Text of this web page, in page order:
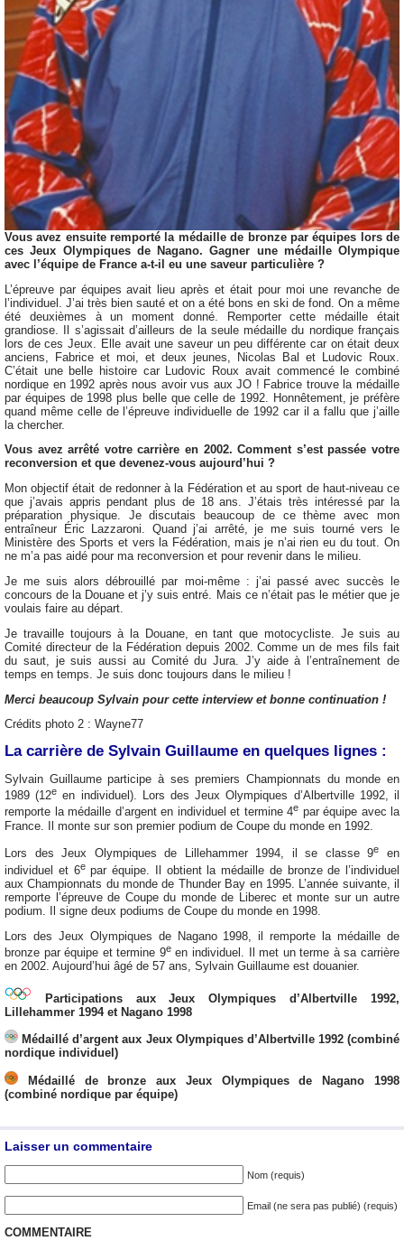
Vous avez ensuite remporté la médaille de bronze par équipes lors de
ces Jeux Olympiques de Nagano. Gagner une médaille Olympique
avec l’équipe de France a-t-il eu une saveur particulière ?
L’épreuve par équipes avait lieu après et était pour moi une revanche de
l’individuel. J’ai très bien sauté et on a été bons en ski de fond. On a même
été deuxièmes à un moment donné. Remporter cette médaille était
grandiose. Il s’agissait d’ailleurs de la seule médaille du nordique français
lors de ces Jeux. Elle avait une saveur un peu différente car on était deux
anciens, Fabrice et moi, et deux jeunes, Nicolas Bal et Ludovic Roux.
C’était une belle histoire car Ludovic Roux avait commencé le combiné
nordique en 1992 après nous avoir vus aux JO ! Fabrice trouve la médaille
par équipes de 1998 plus belle que celle de 1992. Honnêtement, je préfère
quand même celle de l’épreuve individuelle de 1992 car il a fallu que j’aille
la chercher.
Vous avez arrêté votre carrière en 2002. Comment s’est passée votre
reconversion et que devenez-vous aujourd’hui ?
Mon objectif était de redonner à la Fédération et au sport de haut-niveau ce
que j’avais appris pendant plus de 18 ans. J’étais très intéressé par la
préparation physique. Je discutais beaucoup de ce thème avec mon
entraîneur Éric Lazzaroni. Quand j’ai arrêté, je me suis tourné vers le
Ministère des Sports et vers la Fédération, mais je n’ai rien eu du tout. On
ne m’a pas aidé pour ma reconversion et pour revenir dans le milieu.
Je me suis alors débrouillé par moi-même : j’ai passé avec succès le
concours de la Douane et j’y suis entré. Mais ce n’était pas le métier que je
voulais faire au départ.
Je travaille toujours à la Douane, en tant que motocycliste. Je suis au
Comité directeur de la Fédération depuis 2002. Comme un de mes fils fait
du saut, je suis aussi au Comité du Jura. J’y aide à l’entraînement de
temps en temps. Je suis donc toujours dans le milieu !
Merci beaucoup Sylvain pour cette interview et bonne continuation !
Crédits photo 2 : Wayne77
La carrière de Sylvain Guillaume en quelques lignes :
Sylvain Guillaume participe à ses premiers Championnats du monde en
1989 (12e en individuel). Lors des Jeux Olympiques d’Albertville 1992, il
remporte la médaille d’argent en individuel et termine 4e par équipe avec la
France. Il monte sur son premier podium de Coupe du monde en 1992.
Lors des Jeux Olympiques de Lillehammer 1994, il se classe 9e
en
individuel et 6epar équipe. Il obtient la médaille de bronze de l’individuel
aux Championnats du monde de Thunder Bay en 1995. L’année suivante, il
remporte l’épreuve de Coupe du monde de Liberec et monte sur un autre
podium. Il signe deux podiums de Coupe du monde en 1998.
Lors des Jeux Olympiques de Nagano 1998, il remporte la médaille de
bronze par équipe et termine 9een individuel. Il met un terme à sa carrière
en 2002. Aujourd’hui âgé de 57 ans, Sylvain Guillaume est douanier.
Participations aux Jeux Olympiques d’Albertville 1992,
Lillehammer 1994 et Nagano 1998
Médaillé d’argent aux Jeux Olympiques d’Albertville 1992 (combiné
nordique individuel)
Médaillé de bronze aux Jeux Olympiques de Nagano 1998
(combiné nordique par équipe)
Laisser un commentaire
Nom (requis)
Email (ne sera pas publié) (requis)
COMMENTAIRE